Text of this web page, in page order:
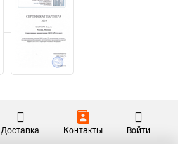
Доставка Контакты Войти